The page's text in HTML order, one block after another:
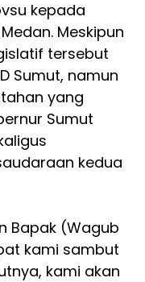
kepada
Meskipun
tersebut
Sumut, namun
yang
Sumut
kedua
Bapak (Wagub
kami sambut
kami akan